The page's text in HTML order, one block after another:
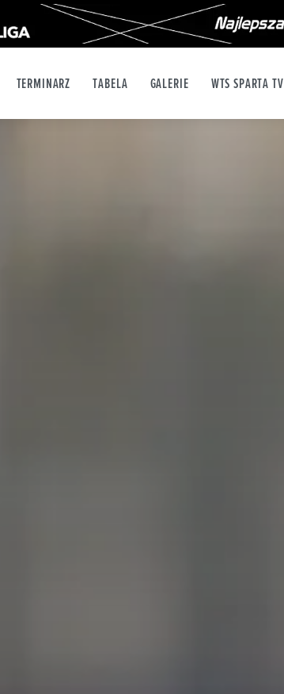
TERMINARZ TABELA GALERIE WTS SPARTA TV